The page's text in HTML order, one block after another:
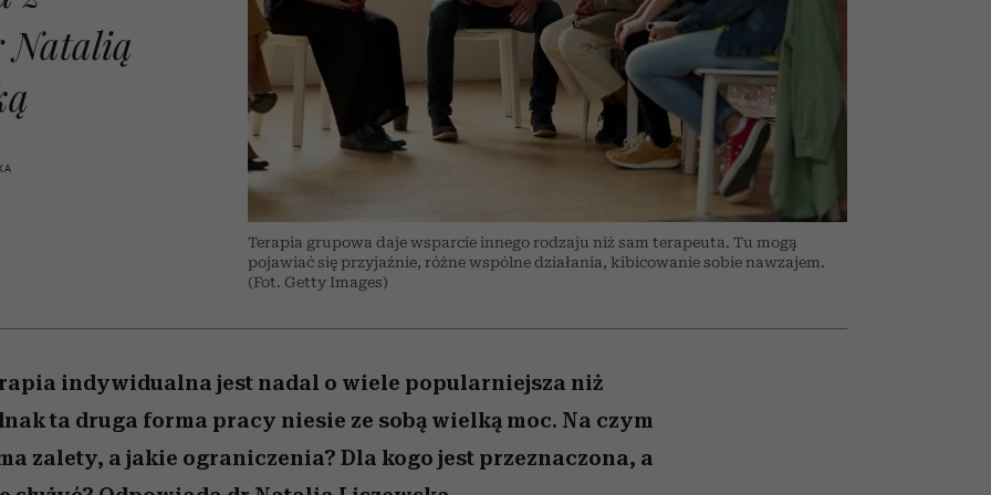
Natalią
Terapia grupowa daje wsparcie innego rodzaju niż sam terapeuta. Tu mogą
pojawiać się przyjaźnie, różne wspólne działania, kibicowanie sobie nawzajem.
(Fot. Getty Images)
indywidualna jest nadal o wiele popularniejsza niż
ta druga forma pracy niesie ze sobą wielką moc. Na czym
zalety, a jakie ograniczenia? Dla kogo jest przeznaczona, a